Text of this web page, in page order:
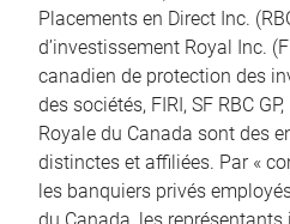
Placements en Direct Inc.
d’investissement Royal Inc.
canadien de protection des
des sociétés, FIRI, SF RBC
Royale du Canada sont des
distinctes et affiliées. Par «
les banquiers privés
du Canada, les représentants